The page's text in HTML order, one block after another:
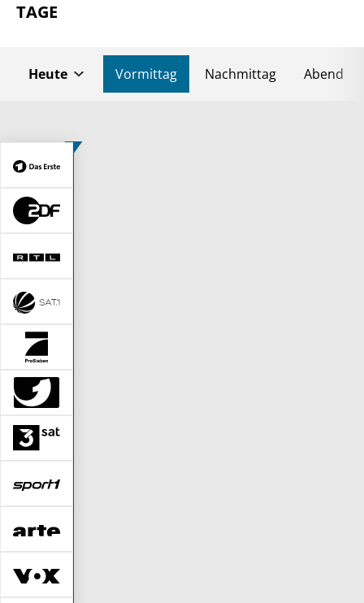
TAGE
Heute Vormittag Nachmittag Abend